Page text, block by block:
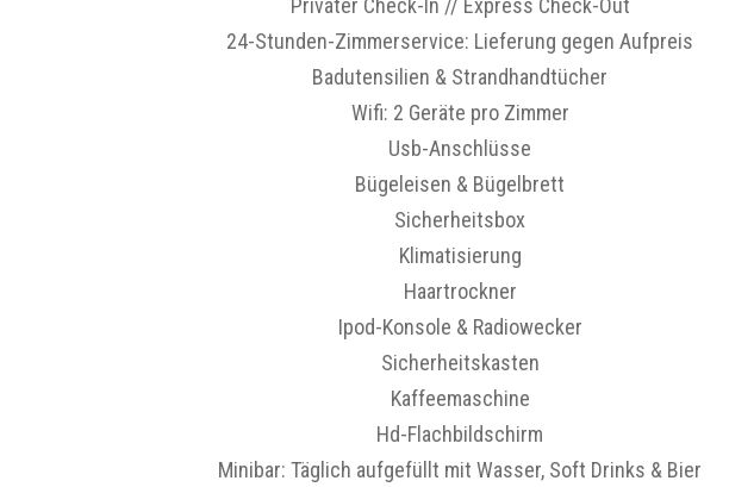
Privater Check-In // Express Check-Out
24-Stunden-Zimmerservice: Lieferung gegen Aufpreis
Badutensilien & Strandhandtücher
Wifi: 2 Geräte pro Zimmer
Usb-Anschlüsse
Bügeleisen & Bügelbrett
Sicherheitsbox
Klimatisierung
Haartrockner
Ipod-Konsole & Radiowecker
Sicherheitskasten
Kaffeemaschine
Hd-Flachbildschirm
Minibar: Täglich aufgefüllt mit Wasser, Soft Drinks & Bier